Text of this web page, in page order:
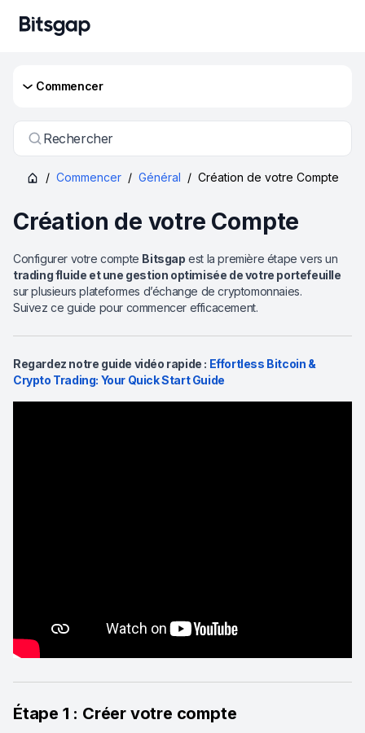
Commencer
Rechercher
/ Commencer / Général / Création de votre Compte
Création de votre Compte
Configurer votre compte Bitsgap est la première étape vers un
trading fluide et une gestion optimisée de votre portefeuille
sur plusieurs plateformes d’échange de cryptomonnaies.
Suivez ce guide pour commencer efficacement.
Regardez notre guide vidéo rapide : Effortless Bitcoin &
Crypto Trading: Your Quick Start Guide
Étape 1 : Créer votre compte